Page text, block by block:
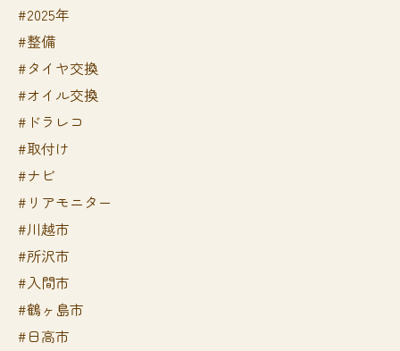
#2025年
#整備
#タイヤ交換
#オイル交換
#ドラレコ
#取付け
#ナビ
#リアモニター
#川越市
#所沢市
#入間市
#鶴ヶ島市
#日高市